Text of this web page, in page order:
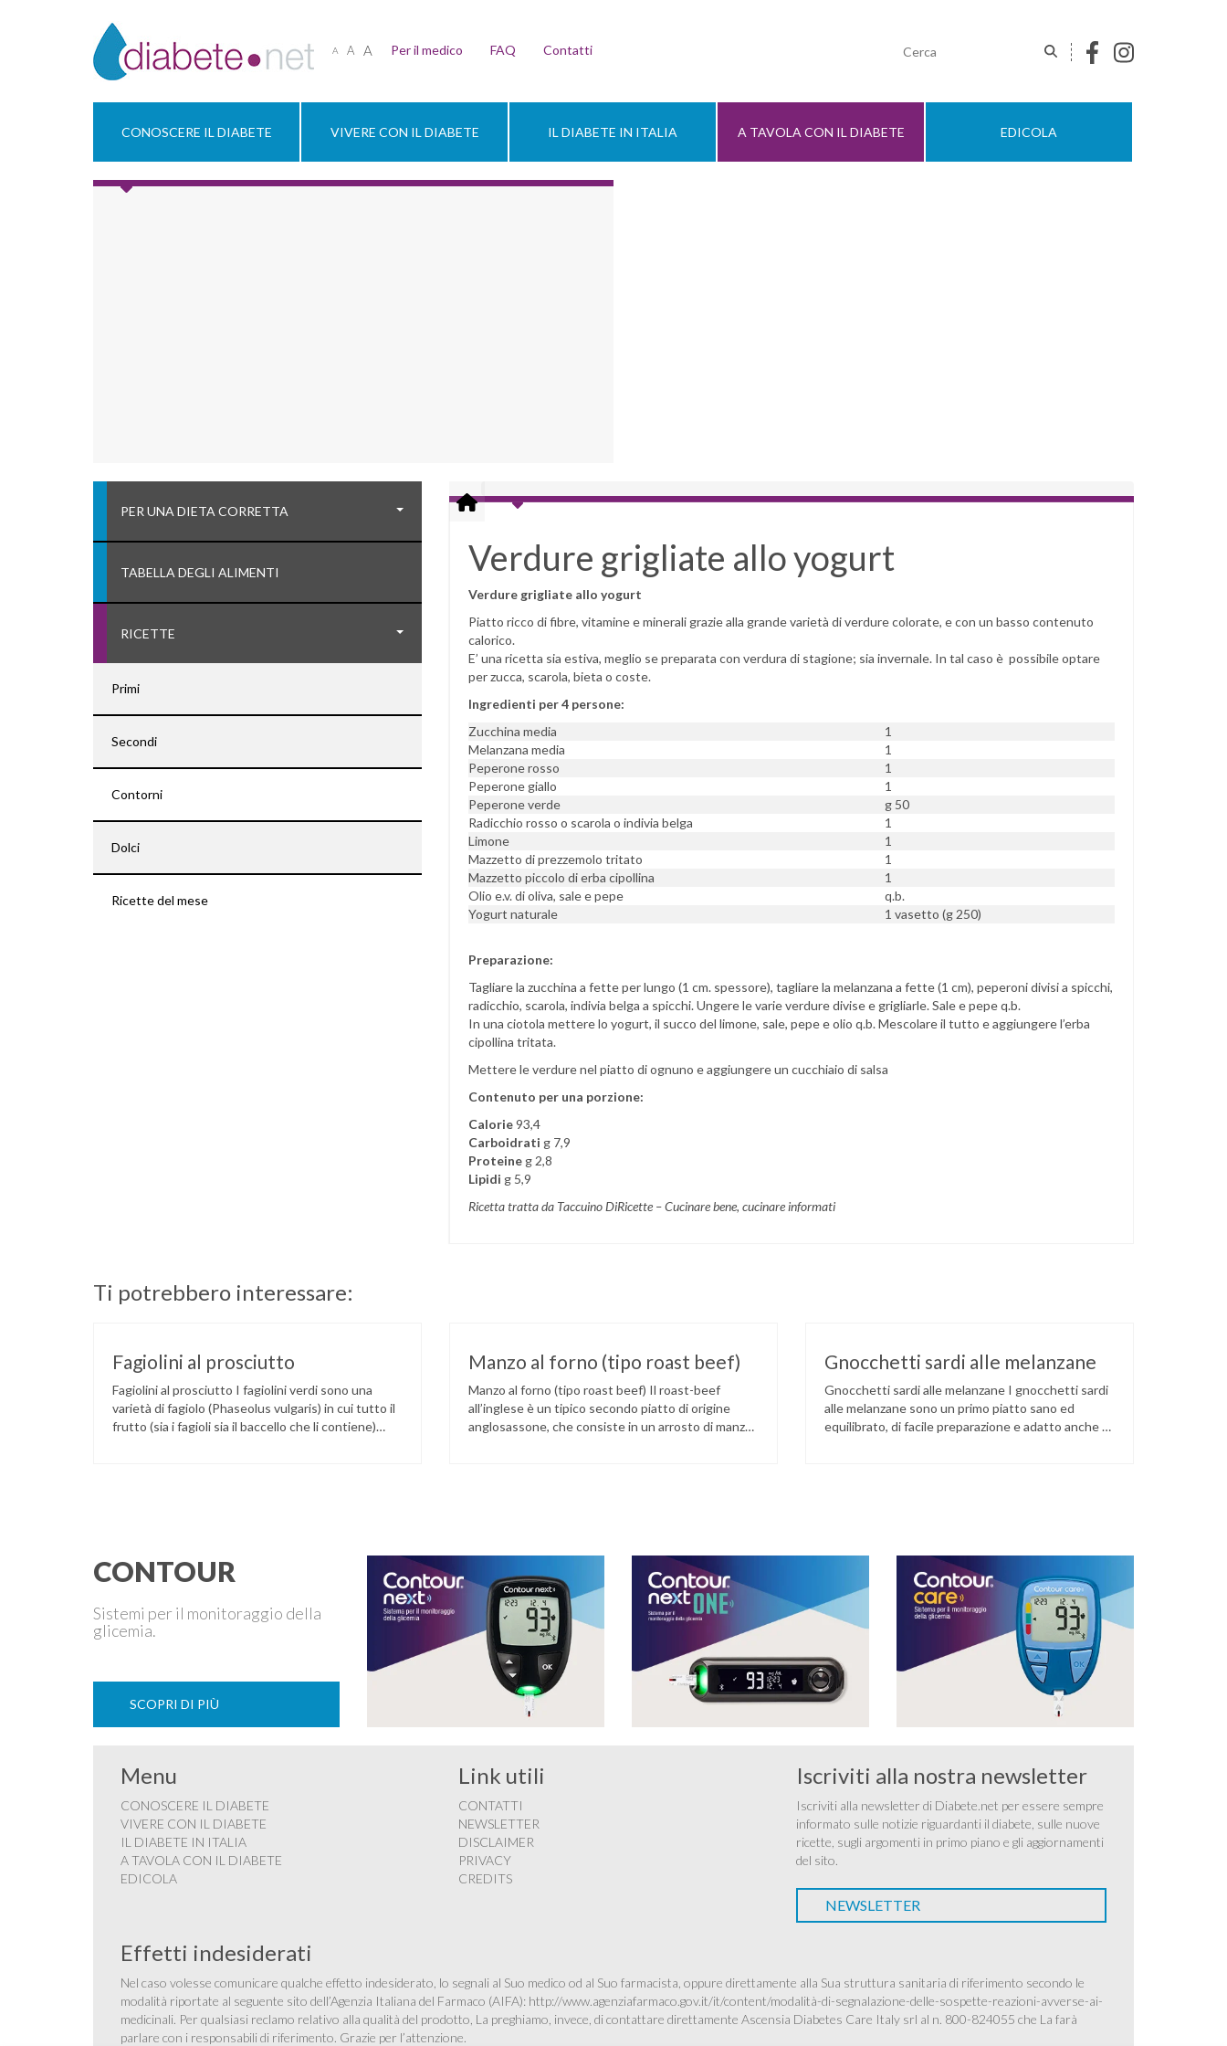
A A A Per il medico FAQ Contatti
CONOSCERE IL DIABETE VIVERE CON IL DIABETE IL DIABETE IN ITALIA A TAVOLA CON IL DIABETE EDICOLA
PER UNA DIETA CORRETTA
TABELLA DEGLI ALIMENTI
RICETTE
Primi
Secondi
Contorni
Dolci
Ricette del mese
Verdure grigliate allo yogurt
Verdure grigliate allo yogurt
Piatto ricco di fibre, vitamine e minerali grazie alla grande varietà di verdure colorate, e con un basso contenuto
calorico.
E’ una ricetta sia estiva, meglio se preparata con verdura di stagione; sia invernale. In tal caso è possibile optare
per zucca, scarola, bieta o coste.
Ingredienti per 4 persone:
Zucchina media
1
Melanzana media
1
Peperone rosso
1
Peperone giallo
1
Peperone verde
g 50
Radicchio rosso o scarola o indivia belga
1
Limone
1
Mazzetto di prezzemolo tritato
1
Mazzetto piccolo di erba cipollina
1
Olio e.v. di oliva, sale e pepe
q.b.
Yogurt naturale
1 vasetto (g 250)
Preparazione:
Tagliare la zucchina a fette per lungo (1 cm. spessore), tagliare la melanzana a fette (1 cm), peperoni divisi a spicchi,
radicchio, scarola, indivia belga a spicchi. Ungere le varie verdure divise e grigliarle. Sale e pepe q.b.
In una ciotola mettere lo yogurt, il succo del limone, sale, pepe e olio q.b. Mescolare il tutto e aggiungere l’erba
cipollina tritata.
Mettere le verdure nel piatto di ognuno e aggiungere un cucchiaio di salsa
Contenuto per una porzione:
Calorie93,4
Carboidrati g 7,9
Proteine g 2,8
Lipidi g 5,9
Ricetta tratta da Taccuino DiRicette – Cucinare bene, cucinare informati
Ti potrebbero interessare:
Fagiolini al prosciutto
Fagiolini al prosciutto I fagiolini verdi sono una
varietà di fagiolo (Phaseolus vulgaris) in cui tutto il
frutto (sia i fagioli sia il baccello che li contiene)
Manzo al forno (tipo roast beef)
Manzo al forno (tipo roast beef) Il roast-beef
all’inglese è un tipico secondo piatto di origine
anglosassone, che consiste in un arrosto di manzo
Gnocchetti sardi alle melanzane
Gnocchetti sardi alle melanzane I gnocchetti sardi
alle melanzane sono un primo piatto sano ed
equilibrato, di facile preparazione e adatto anche ai
CONTOUR
Sistemi per il monitoraggio della
glicemia.
SCOPRI DI PIÙ
Menu
CONOSCERE IL DIABETE
VIVERE CON IL DIABETE
IL DIABETE IN ITALIA
A TAVOLA CON IL DIABETE
EDICOLA
Link utili
CONTATTI
NEWSLETTER
DISCLAIMER
PRIVACY
CREDITS
Iscriviti alla nostra newsletter
Iscriviti alla newsletter di Diabete.net per essere sempre
informato sulle notizie riguardanti il diabete, sulle nuove
ricette, sugli argomenti in primo piano e gli aggiornamenti
del sito.
NEWSLETTER
Effetti indesiderati
Nel caso volesse comunicare qualche effetto indesiderato, lo segnali al Suo medico od al Suo farmacista, oppure direttamente alla Sua struttura sanitaria di riferimento secondo le
modalità riportate al seguente sito dell’Agenzia Italiana del Farmaco (AIFA): http://www.agenziafarmaco.gov.it/it/content/modalità-di-segnalazione-delle-sospette-reazioni-avverse-ai-
medicinali. Per qualsiasi reclamo relativo alla qualità del prodotto, La preghiamo, invece, di contattare direttamente Ascensia Diabetes Care Italy srl al n. 800-824055 che La farà
parlare con i responsabili di riferimento. Grazie per l’attenzione.